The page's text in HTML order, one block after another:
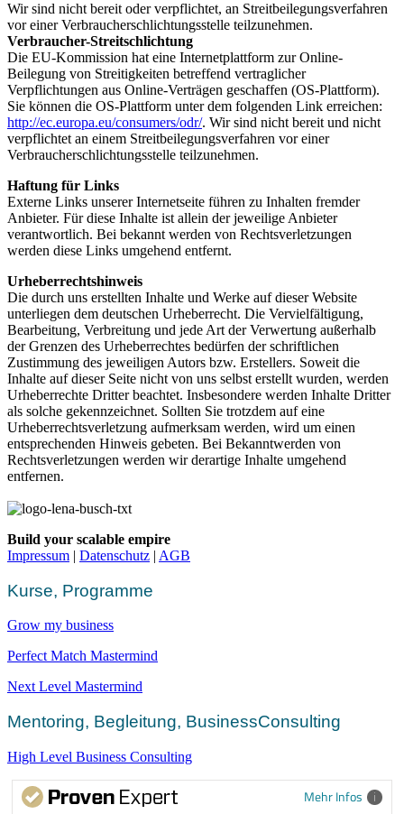
Wir sind nicht bereit oder verpflichtet, an Streitbeilegungsverfahren
vor einer Verbraucherschlichtungsstelle teilzunehmen.
Verbraucher-Streitschlichtung
Die EU-Kommission hat eine Internetplattform zur Online-
Beilegung von Streitigkeiten betreffend vertraglicher
Verpflichtungen aus Online-Verträgen geschaffen (OS-Plattform).
Sie können die OS-Plattform unter dem folgenden Link erreichen:
http://ec.europa.eu/consumers/odr/. Wir sind nicht bereit und nicht
verpflichtet an einem Streitbeilegungsverfahren vor einer
Verbraucherschlichtungsstelle teilzunehmen.
Haftung für Links
Externe Links unserer Internetseite führen zu Inhalten fremder
Anbieter. Für diese Inhalte ist allein der jeweilige Anbieter
verantwortlich. Bei bekannt werden von Rechtsverletzungen
werden diese Links umgehend entfernt.
Urheberrechtshinweis
Die durch uns erstellten Inhalte und Werke auf dieser Website
unterliegen dem deutschen Urheberrecht. Die Vervielfältigung,
Bearbeitung, Verbreitung und jede Art der Verwertung außerhalb
der Grenzen des Urheberrechtes bedürfen der schriftlichen
Zustimmung des jeweiligen Autors bzw. Erstellers. Soweit die
Inhalte auf dieser Seite nicht von uns selbst erstellt wurden, werden
Urheberrechte Dritter beachtet. Insbesondere werden Inhalte Dritter
als solche gekennzeichnet. Sollten Sie trotzdem auf eine
Urheberrechtsverletzung aufmerksam werden, wird um einen
entsprechenden Hinweis gebeten. Bei Bekanntwerden von
Rechtsverletzungen werden wir derartige Inhalte umgehend
entfernen.
Build your scalable empire
Impressum | Datenschutz | AGB
Kurse, Programme
Grow my business
Perfect Match Mastermind
Next Level Mastermind
Mentoring, Begleitung, BusinessConsulting
High Level Business Consulting
Mehr Infos